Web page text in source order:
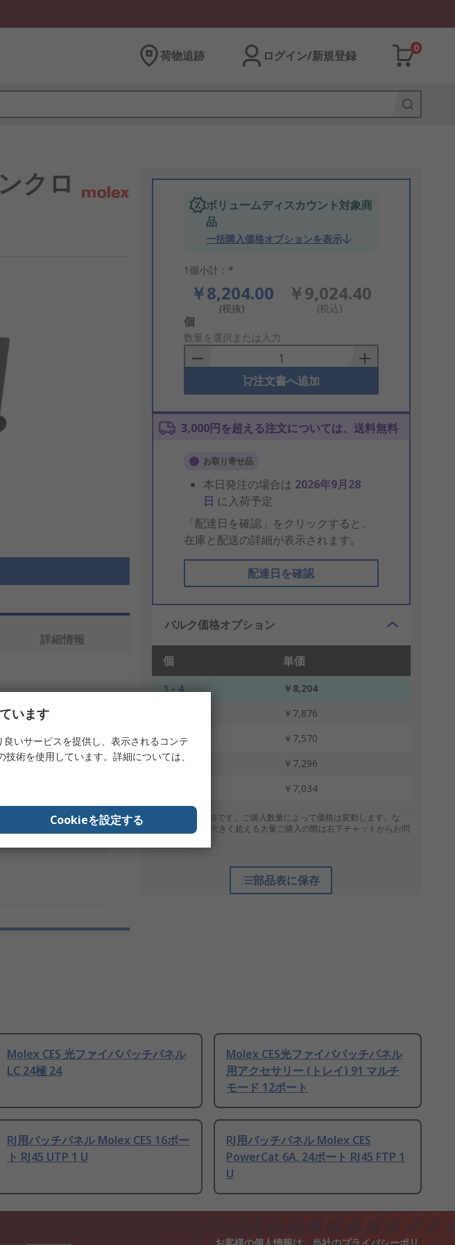
荷物追跡 ログイン/新規登録
0
クロ
ボリュームディスカウント対象商
品
一括購入価格オプションを表示
1個小計：*
￥8,204.00
(税抜)
￥9,024.40
(税込)
Add
to
Basket
個
数量を選択または入力
注文書へ追加
3,000円を超える注文については、送料無料
お取り寄せ品
本日発注の場合は 2026年9月28
日 に入荷予定
「配達日を確認」をクリックすると、
在庫と配送の詳細が表示されます。
配達日を確認
バルク価格オプション
個 単価
1 - 4
￥8,204
￥7,876
10 - 24
￥7,570
25 - 49
￥7,296
￥7,034
* 表示は参考価格です。ご購入数量によって価格は変動します。な
お、上記数量を大きく超える大量ご購入の際は右下チャットからお問
部品表に保存
詳細情報
Molex CES 光ファイバパッチパネル
LC 24極 24
Molex CES光ファイバパッチパネル
用アクセサリー (トレイ) 91 マルチ
モード 12ポート
RJ用パッチパネル Molex CES 16ポー
ト RJ45 UTP 1 U
RJ用パッチパネル Molex CES
PowerCat 6A, 24ポート RJ45 FTP 1
U
います
いサービスを提供し、表示されるコンテ
術を使用しています。詳細については、
Cookieを設定する